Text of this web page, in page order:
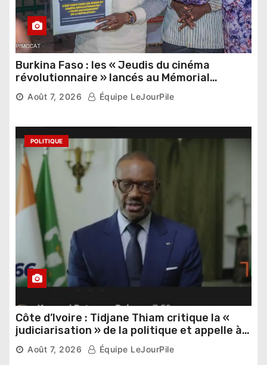
Burkina Faso : les « Jeudis du cinéma
révolutionnaire » lancés au Mémorial
Thomas Sankara
Août 7, 2026 Équipe LeJourPile
POLITIQUE
Côte d’Ivoire : Tidjane Thiam critique la «
judiciarisation » de la politique et appelle à
poursuivre l’apaisement
Août 7, 2026 Équipe LeJourPile